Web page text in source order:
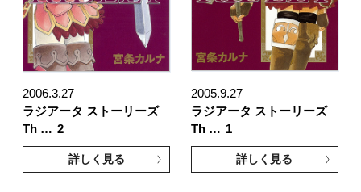
2006.3.27
ラジアータ ストーリーズ
Th … 2
詳しく見る
2005.9.27
ラジアータ ストーリーズ
Th … 1
詳しく見る